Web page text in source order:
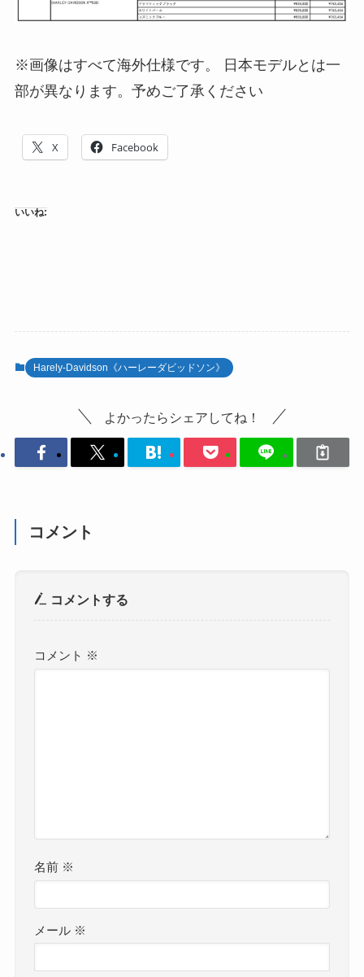
※画像はすべて海外仕様です。 日本モデルとは一
部が異なります。予めご了承ください
X Facebook
いいね:
Harely-Davidson《ハーレーダビッドソン》
よかったらシェアしてね！
コメント
コメントする
コメント ※
名前 ※
メール ※